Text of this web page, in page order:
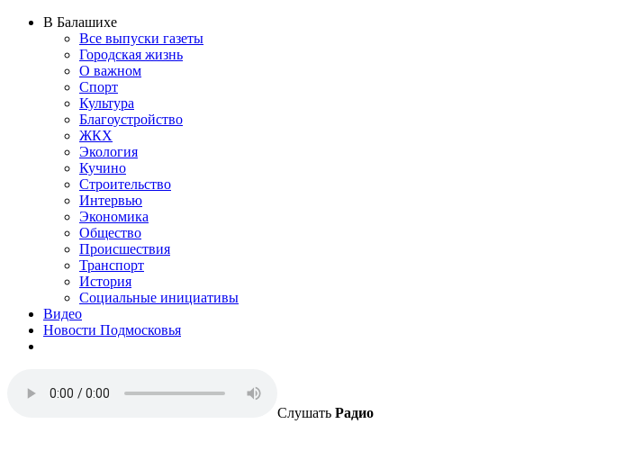
В Балашихе
Все выпуски газеты
Городская жизнь
О важном
Спорт
Культура
Благоустройство
ЖКХ
Экология
Кучино
Строительство
Интервью
Экономика
Общество
Происшествия
Транспорт
История
Социальные инициативы
Видео
Новости Подмосковья
Слушать Радио